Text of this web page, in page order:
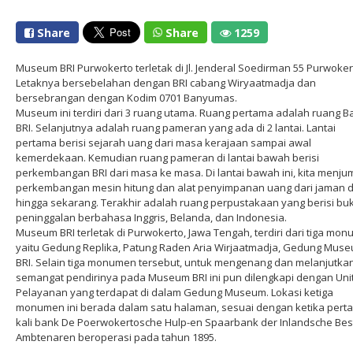
Share Share 1259
Museum BRI Purwokerto terletak di Jl. Jenderal Soedirman 55
Letaknya bersebelahan dengan BRI cabang Wiryaatmadja dan
bersebrangan dengan Kodim 0701 Banyumas.
Museum ini terdiri dari 3 ruang utama. Ruang pertama adalah ruang
BRI. Selanjutnya adalah ruang pameran yang ada di 2 lantai. Lantai
pertama berisi sejarah uang dari masa kerajaan sampai awal
kemerdekaan. Kemudian ruang pameran di lantai bawah berisi
perkembangan BRI dari masa ke masa. Di lantai bawah ini, kita
perkembangan mesin hitung dan alat penyimpanan uang dari jaman
hingga sekarang. Terakhir adalah ruang perpustakaan yang berisi
peninggalan berbahasa Inggris, Belanda, dan Indonesia.
Museum BRI terletak di Purwokerto, Jawa Tengah, terdiri dari tiga
yaitu Gedung Replika, Patung Raden Aria Wirjaatmadja, Gedung
BRI. Selain tiga monumen tersebut, untuk mengenang dan
semangat pendirinya pada Museum BRI ini pun dilengkapi dengan
Pelayanan yang terdapat di dalam Gedung Museum. Lokasi ketiga
monumen ini berada dalam satu halaman, sesuai dengan ketika
kali bank De Poerwokertosche Hulp-en Spaarbank der Inlandsche
Ambtenaren beroperasi pada tahun 1895.